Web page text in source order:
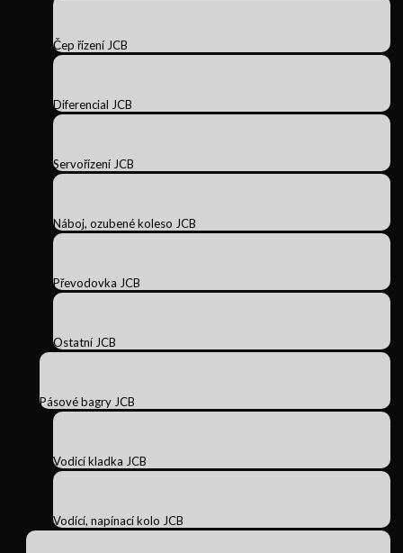
Čep řízení JCB
Diferencial JCB
Servořízení JCB
Náboj, ozubené koleso JCB
Převodovka JCB
Ostatní JCB
Pásové bagry JCB
Vodicí kladka JCB
Vodící, napínací kolo JCB